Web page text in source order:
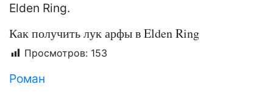
Elden Ring.
Как получить лук арфы в Elden Ring
Просмотров: 153
Роман